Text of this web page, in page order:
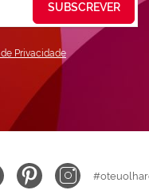
Privacidade
SUBSCREVER